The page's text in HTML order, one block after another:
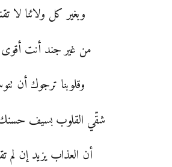
وبغير كل ولائنا لا
من غير جند أنت أقوى
وقلوبنا ترجوك أن
شقّي القلوب بسيف
أن العذاب يزيد إن لم